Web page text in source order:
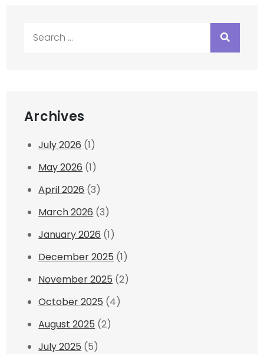
Archives
July 2026 (1)
May 2026 (1)
April 2026 (3)
March 2026 (3)
January 2026 (1)
December 2025 (1)
November 2025 (2)
October 2025 (4)
August 2025 (2)
July 2025 (5)